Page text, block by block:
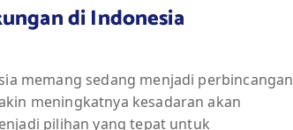
di Indonesia
memang sedang menjadi perbincangan
meningkatnya kesadaran akan
pilihan yang tepat untuk